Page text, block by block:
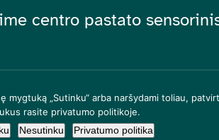
centro pastato
Visos teisės saugomos |Privatumo politika
„Sutinku“ arba naršydami toliau,
rasite privatumo politikoje.
Nesutinku Privatumo politika